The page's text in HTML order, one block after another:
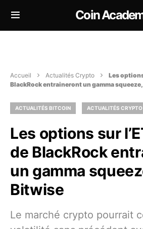
Coin
Accueil Actualités Crypto
Les
BlackRock entraineront un gamma
ACTUALITÉS BITCOIN ACTUALITÉS CRYPTO
Les options sur
de BlackRock
un gamma
Bitwise
Le marché crypto pourrait